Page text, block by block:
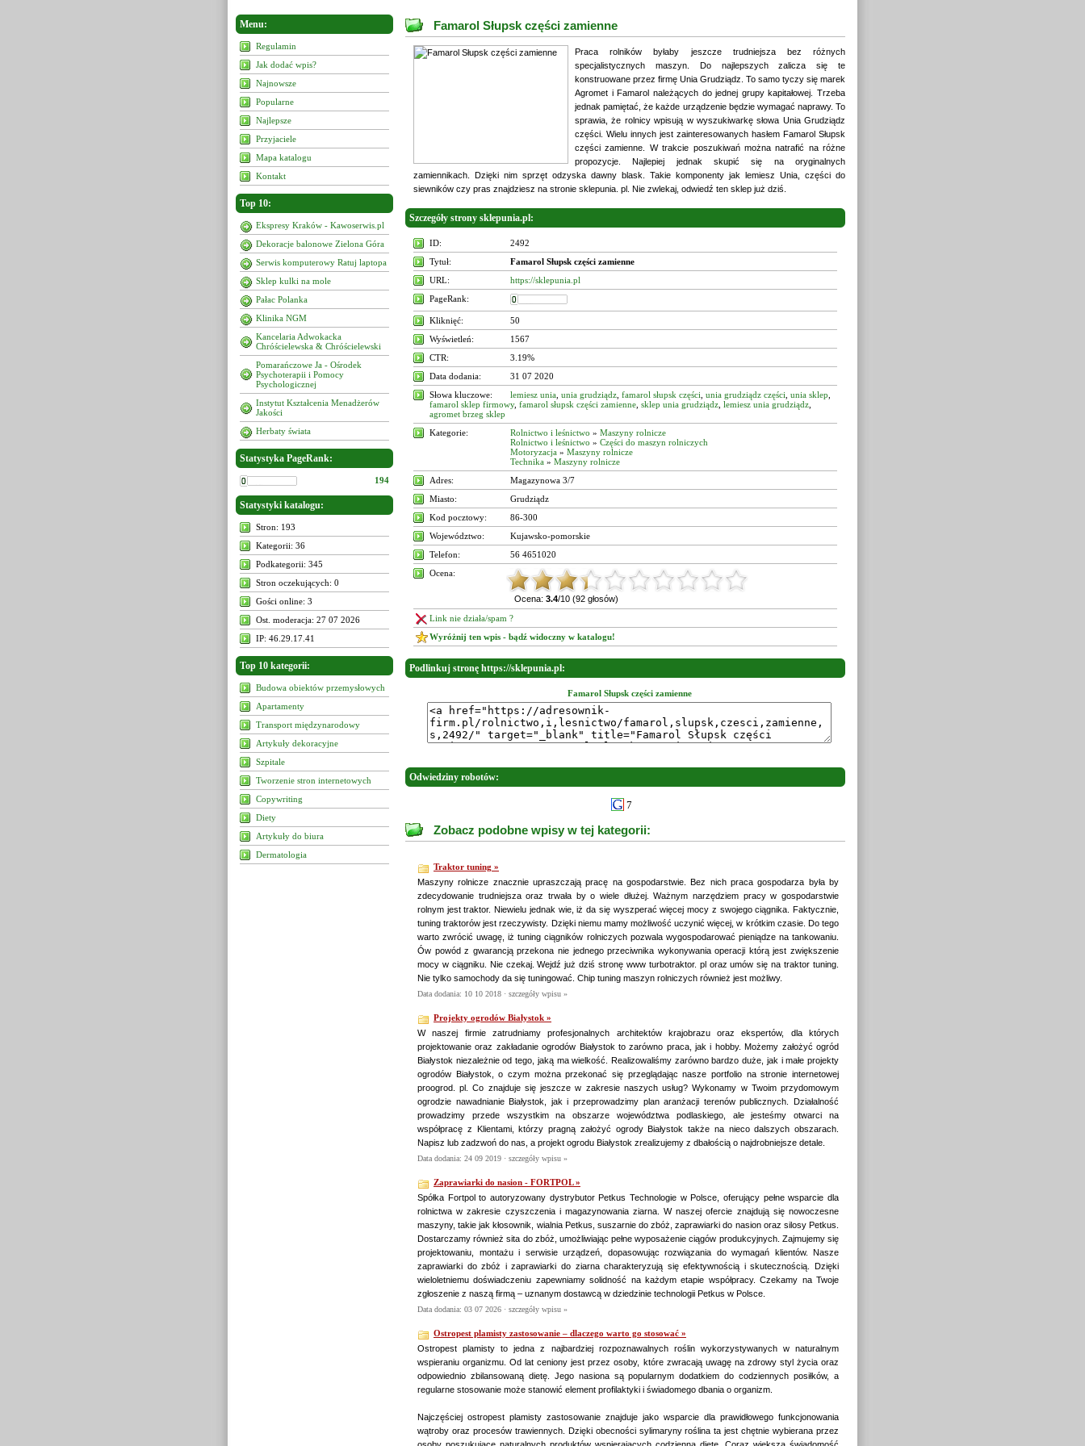
Menu:
Regulamin
Jak dodać wpis?
Najnowsze
Popularne
Najlepsze
Przyjaciele
Mapa katalogu
Kontakt
Top 10:
Ekspresy Kraków - Kawoserwis.pl
Dekoracje balonowe Zielona Góra
Serwis komputerowy Ratuj laptopa
Sklep kulki na mole
Pałac Polanka
Klinika NGM
Kancelaria Adwokacka
Chróścielewska & Chróścielewski
Pomarańczowe Ja - Ośrodek
Psychoterapii i Pomocy
Psychologicznej
Instytut Kształcenia Menadżerów
Jakości
Herbaty świata
Statystyka PageRank:
194
Statystyki katalogu:
Stron: 193
Kategorii: 36
Podkategorii: 345
Stron oczekujących: 0
Gości online: 3
Ost. moderacja: 27 07 2026
IP: 46.29.17.41
Top 10 kategorii:
Budowa obiektów przemysłowych
Apartamenty
Transport międzynarodowy
Artykuły dekoracyjne
Szpitale
Tworzenie stron internetowych
Copywriting
Diety
Artykuły do biura
Dermatologia
Famarol Słupsk części zamienne
Praca rolników byłaby jeszcze trudniejsza bez różnych
specjalistycznych maszyn. Do najlepszych zalicza się te
konstruowane przez firmę Unia Grudziądz. To samo tyczy się marek
Agromet i Famarol należących do jednej grupy kapitałowej. Trzeba
jednak pamiętać, że każde urządzenie będzie wymagać naprawy. To
sprawia, że rolnicy wpisują w wyszukiwarkę słowa Unia Grudziądz
części. Wielu innych jest zainteresowanych hasłem Famarol Słupsk
części zamienne. W trakcie poszukiwań można natrafić na różne
propozycje. Najlepiej jednak skupić się na oryginalnych
zamiennikach. Dzięki nim sprzęt odzyska dawny blask. Takie komponenty jak lemiesz Unia, części do
siewników czy pras znajdziesz na stronie sklepunia. pl. Nie zwlekaj, odwiedź ten sklep już dziś.
Szczegóły strony sklepunia.pl:
ID:
2492
Tytuł:
Famarol Słupsk części zamienne
URL:
https://sklepunia.pl
PageRank:
Kliknięć:
50
Wyświetleń:
1567
CTR:
3.19%
Data dodania:
31 07 2020
Słowa kluczowe:
lemiesz unia unia grudziądz famarol słupsk części unia grudziądz części unia sklep
famarol sklep firmowy, famarol słupsk części zamienne sklep unia grudziądz lemiesz unia grudziądz
agromet brzeg sklep
Kategorie:
Rolnictwo i leśnictwo » Maszyny rolnicze
Rolnictwo i leśnictwo » Części do maszyn rolniczych
Motoryzacja » Maszyny rolnicze
Technika » Maszyny rolnicze
Adres:
Magazynowa 3/7
Miasto:
Grudziądz
Kod pocztowy:
86-300
Województwo:
Kujawsko-pomorskie
Telefon:
56 4651020
Ocena:
Ocena: 3.4/10 (92 głosów)
Link nie działa/spam ?
Wyróżnij ten wpis - bądź widoczny w katalogu!
Podlinkuj stronę https://sklepunia.pl:
Famarol Słupsk części zamienne
Odwiedziny robotów:
7
Zobacz podobne wpisy w tej kategorii:
Traktor tuning »
Maszyny rolnicze znacznie upraszczają pracę na gospodarstwie. Bez nich praca gospodarza była by
zdecydowanie trudniejsza oraz trwała by o wiele dłużej. Ważnym narzędziem pracy w gospodarstwie
rolnym jest traktor. Niewielu jednak wie, iż da się wyszperać więcej mocy z swojego ciągnika. Faktycznie,
tuning traktorów jest rzeczywisty. Dzięki niemu mamy możliwość uczynić więcej, w krótkim czasie. Do tego
warto zwrócić uwagę, iż tuning ciągników rolniczych pozwala wygospodarować pieniądze na tankowaniu.
Ów powód z gwarancją przekona nie jednego przeciwnika wykonywania operacji którą jest zwiększenie
mocy w ciągniku. Nie czekaj. Wejdź już dziś stronę www turbotraktor. pl oraz umów się na traktor tuning.
Nie tylko samochody da się tuningować. Chip tuning maszyn rolniczych również jest możliwy.
Data dodania: 10 10 2018 · szczegóły wpisu »
Projekty ogrodów Białystok »
W naszej firmie zatrudniamy profesjonalnych architektów krajobrazu oraz ekspertów, dla których
projektowanie oraz zakładanie ogrodów Białystok to zarówno praca, jak i hobby. Możemy założyć ogród
Białystok niezależnie od tego, jaką ma wielkość. Realizowaliśmy zarówno bardzo duże, jak i małe projekty
ogrodów Białystok, o czym można przekonać się przeglądając nasze portfolio na stronie internetowej
proogrod. pl. Co znajduje się jeszcze w zakresie naszych usług? Wykonamy w Twoim przydomowym
ogrodzie nawadnianie Białystok, jak i przeprowadzimy plan aranżacji terenów publicznych. Działalność
prowadzimy przede wszystkim na obszarze województwa podlaskiego, ale jesteśmy otwarci na
współpracę z Klientami, którzy pragną założyć ogrody Białystok także na nieco dalszych obszarach.
Napisz lub zadzwoń do nas, a projekt ogrodu Białystok zrealizujemy z dbałością o najdrobniejsze detale.
Data dodania: 24 09 2019 · szczegóły wpisu »
Zaprawiarki do nasion - FORTPOL »
Spółka Fortpol to autoryzowany dystrybutor Petkus Technologie w Polsce, oferujący pełne wsparcie dla
rolnictwa w zakresie czyszczenia i magazynowania ziarna. W naszej ofercie znajdują się nowoczesne
maszyny, takie jak kłosownik, wialnia Petkus, suszarnie do zbóż, zaprawiarki do nasion oraz silosy Petkus.
Dostarczamy również sita do zbóż, umożliwiając pełne wyposażenie ciągów produkcyjnych. Zajmujemy się
projektowaniu, montażu i serwisie urządzeń, dopasowując rozwiązania do wymagań klientów. Nasze
zaprawiarki do zbóż i zaprawiarki do ziarna charakteryzują się efektywnością i skutecznością. Dzięki
wieloletniemu doświadczeniu zapewniamy solidność na każdym etapie współpracy. Czekamy na Twoje
zgłoszenie z naszą firmą – uznanym dostawcą w dziedzinie technologii Petkus w Polsce.
Data dodania: 03 07 2026 · szczegóły wpisu »
Ostropest plamisty zastosowanie – dlaczego warto go stosować »
Ostropest plamisty to jedna z najbardziej rozpoznawalnych roślin wykorzystywanych w naturalnym
wspieraniu organizmu. Od lat ceniony jest przez osoby, które zwracają uwagę na zdrowy styl życia oraz
odpowiednio zbilansowaną dietę. Jego nasiona są popularnym dodatkiem do codziennych posiłków, a
regularne stosowanie może stanowić element profilaktyki i świadomego dbania o organizm.
Najczęściej ostropest plamisty zastosowanie znajduje jako wsparcie dla prawidłowego funkcjonowania
wątroby oraz procesów trawiennych. Dzięki obecności sylimaryny roślina ta jest chętnie wybierana przez